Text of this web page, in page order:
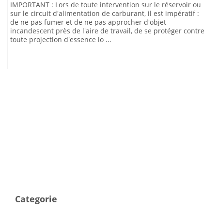
IMPORTANT : Lors de toute intervention sur le réservoir ou
sur le circuit d'alimentation de carburant, il est impératif :
de ne pas fumer et de ne pas approcher d'objet
incandescent près de l'aire de travail, de se protéger contre
toute projection d'essence lo ...
Categorie